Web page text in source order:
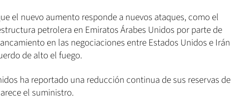
el nuevo aumento responde a nuevos ataques, como el
petrolera en Emiratos Árabes Unidos por parte de
en las negociaciones entre Estados Unidos e Irán
de alto el fuego.
ha reportado una reducción continua de sus reservas de
el suministro.